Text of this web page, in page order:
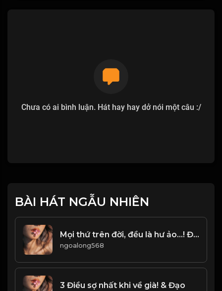
Chưa có ai bình luận. Hát hay hay dở nói một câu :/
BÀI HÁT NGẪU NHIÊN
Mọi thứ trên đời, đều là hư ảo...! Đạo
ngoalong568
3 Điều sợ nhất khi về già! & Đạo